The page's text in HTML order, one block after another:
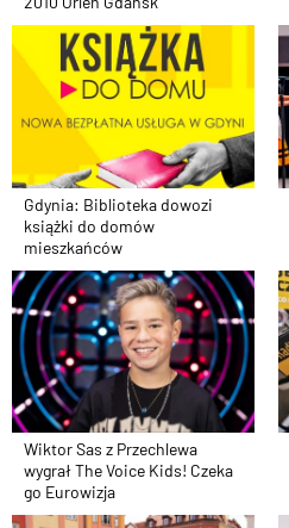
Gdynia: Biblioteka dowozi
książki do domów
mieszkańców
Wiktor Sas z Przechlewa
wygrał The Voice Kids! Czeka
go Eurowizja